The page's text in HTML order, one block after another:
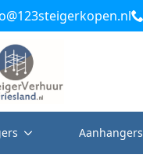
Aanhangers